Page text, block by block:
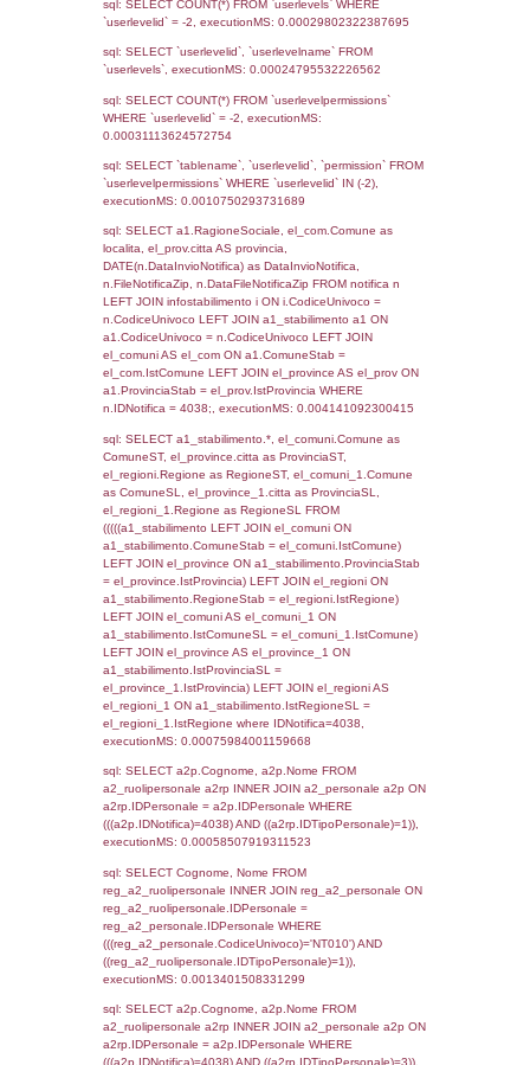
DELL'AMBIENTE/TERRITORIO
STABILIMENTO
SEZIONE H (pubblico) - DESCRIZIONE
STABILIMENTO E RIEPILOGO SOSTANZE
DI CUI ALL'ALLEGATO 1 DEL DECRETO
DELLA DIRETTIVA 2012/18/UE
SEZIONE L (pubblico) - INFORMAZIONI
INCIDENTALI CON IMPATTO
STABILIMENTO
Indietro
Debug
sql: SELECT COUNT(*) FROM `userlevels`
`userlevelid` = -2, executionMS:
sql: SELECT `userlevelid`, `userlevelname`
`userlevels`, executionMS:
sql: SELECT COUNT(*) FROM
WHERE `userlevelid` = -2, executionMS:
0.00031113624572754
sql: SELECT `tablename`, `userlevelid`,
`userlevelpermissions` WHERE `userlevelid`
executionMS: 0.0010750293731689
sql: SELECT a1.RagioneSociale,
localita, el_prov.citta AS provincia,